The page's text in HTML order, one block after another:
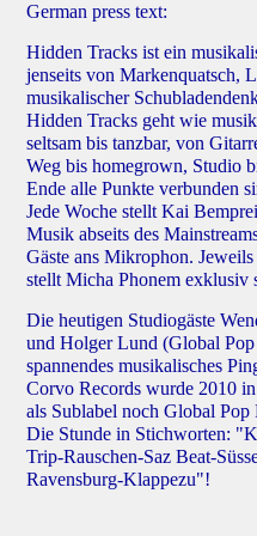
German press text:
Hidden Tracks ist ein
jenseits von Markenquatsch,
musikalischer
Hidden Tracks geht wie
seltsam bis tanzbar, von
Weg bis homegrown, Studio
Ende alle Punkte verbunden
Jede Woche stellt Kai
Musik abseits des
Gäste ans Mikrophon.
stellt Micha Phonem exklusiv
Die heutigen Studiogäste
und Holger Lund (Global
spannendes musikalisches
Corvo Records wurde 2010
als Sublabel noch Global Pop
Die Stunde in Stichworten:
Trip-Rauschen-Saz Beat-
Ravensburg-Klappezu"!